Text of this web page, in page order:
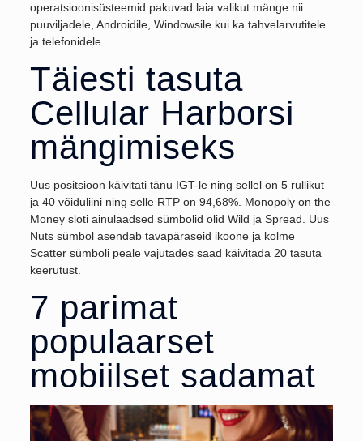
operatsioonisüsteemid pakuvad laia valikut mänge nii
puuviljadele, Androidile, Windowsile kui ka tahvelarvutitele
ja telefonidele.
Täiesti tasuta
Cellular Harborsi
mängimiseks
Uus positsioon käivitati tänu IGT-le ning sellel on 5 rullikut
ja 40 võiduliini ning selle RTP on 94,68%. Monopoly on the
Money sloti ainulaadsed sümbolid olid Wild ja Spread. Uus
Nuts sümbol asendab tavapäraseid ikoone ja kolme
Scatter sümboli peale vajutades saad käivitada 20 tasuta
keerutust.
7 parimat
populaarset
mobiilset sadamat